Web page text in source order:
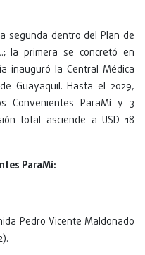
segunda dentro del Plan de
la primera se concretó en
inauguró la Central Médica
Guayaquil. Hasta el 2029,
Convenientes ParaMí y 3
total asciende a USD 18
ParaMí:
Pedro Vicente Maldonado